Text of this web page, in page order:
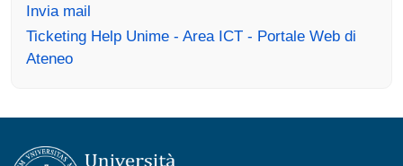
Invia mail
Ticketing Help Unime - Area ICT - Portale Web di
Ateneo